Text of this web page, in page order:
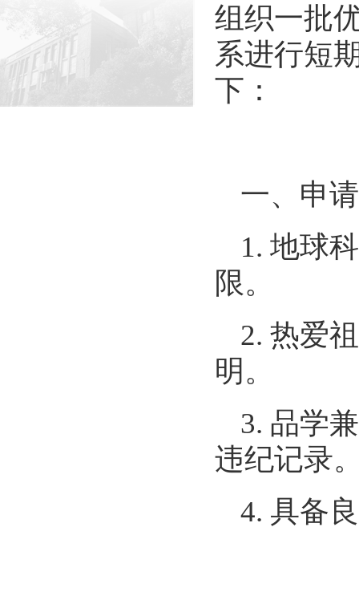
组织一批
系进行短
下：
一、申
1. 地球
限。
2. 热爱
明。
3. 品学
违纪记录
4. 具备